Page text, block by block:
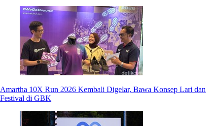
Amartha 10X Run 2026 Kembali Digelar, Bawa Konsep Lari dan
Festival di GBK